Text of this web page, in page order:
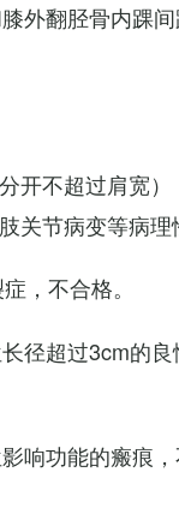
外翻胫骨内踝
开不超过肩宽
节病变等病理
，不合格。
径超过3cm的
响功能的瘢痕，